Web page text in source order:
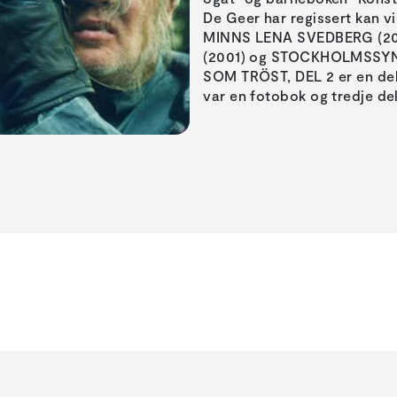
De Geer har regissert kan vi
MINNS LENA SVEDBERG
(2001) og
SOM TRÖST, DEL 2 er en
var en fotobok og tredje